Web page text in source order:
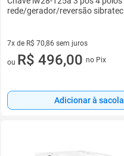
rede/gerador/reversão sibratec
7x de R$ 70,86 sem juros
7 vez de R$ 70,86 sem juros
ou R$ 496,00 no Pix
Adicionar à sacola